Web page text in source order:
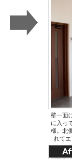
壁一面
に入っ
様。北
れてエ